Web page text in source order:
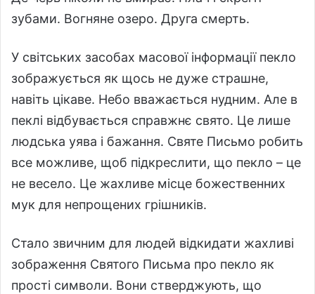
зубами. Вогняне озеро. Друга смерть.
У світських засобах масової інформації пекло
зображується як щось не дуже страшне,
навіть цікаве. Небо вважається нудним. Але в
пеклі відбувається справжнє свято. Це лише
людська уява і бажання. Святе Письмо робить
все можливе, щоб підкреслити, що пекло – це
не весело. Це жахливе місце божественних
мук для непрощених грішників.
Стало звичним для людей відкидати жахливі
зображення Святого Письма про пекло як
прості символи. Вони стверджують, що